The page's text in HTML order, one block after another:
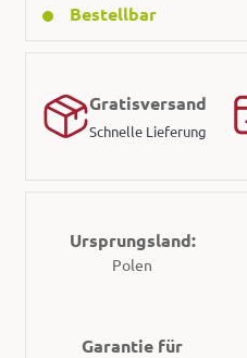
Bestellbar
Gratisversand
Schnelle Lieferung
Ursprungsland:
Polen
Garantie für